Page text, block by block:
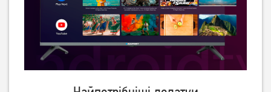
Телевізор Mystery MTV-
3230HST2
Телевізор Satelit
32H9500GS (Smart)